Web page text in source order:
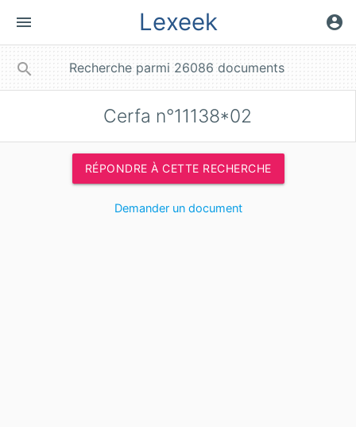
menu Lexeek account_circle
search
Cerfa n°11138*02
RÉPONDRE À CETTE RECHERCHE
Demander un document